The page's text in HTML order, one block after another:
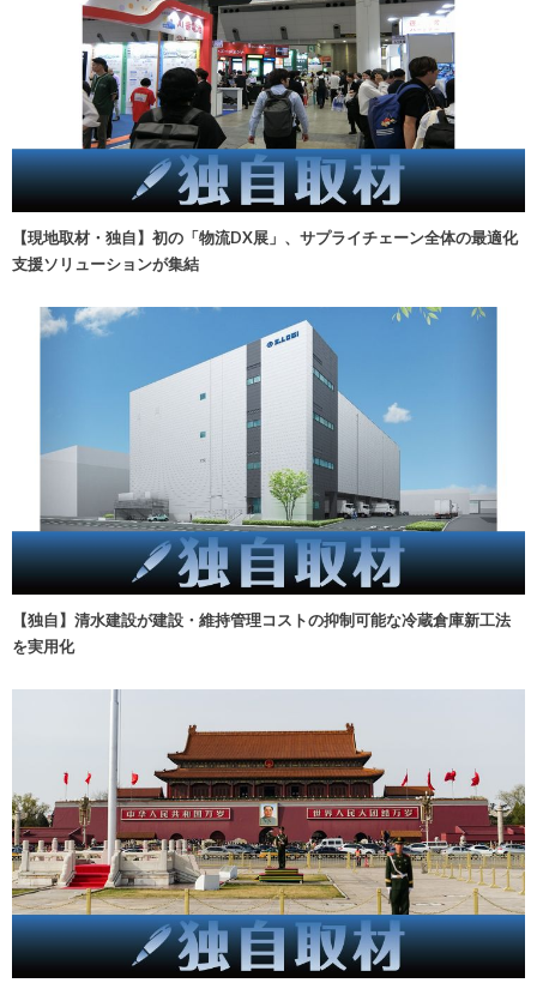
【現地取材・独自】初の「物流DX展」、サプライチェーン全体の最適化
支援ソリューションが集結
【独自】清水建設が建設・維持管理コストの抑制可能な冷蔵倉庫新工法
を実用化